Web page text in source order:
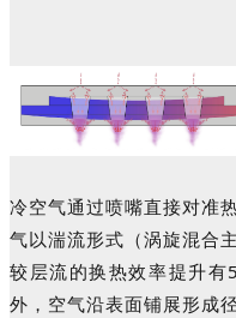
冷空气通过喷嘴直接对准
气以湍流形式（涡旋混合
较层流的换热效率提升有
外，空气沿表面铺展形成